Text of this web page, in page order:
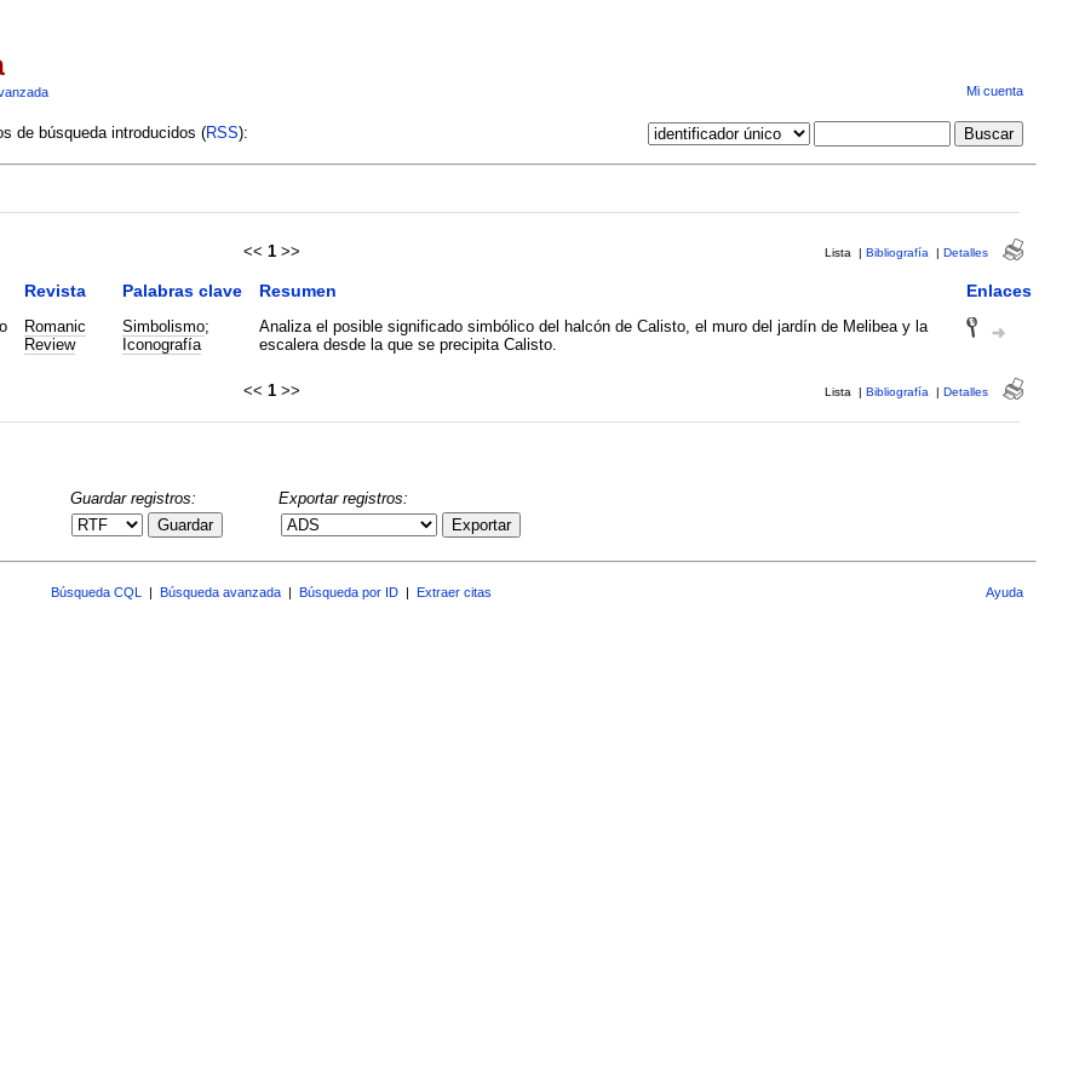
Mi cuenta
de búsqueda introducidos (RSS):
<< 1 >> Lista | Bibliografía | Detalles
Revista Palabras clave Resumen Enlaces
Romanic
Review
Simbolismo;
Iconografía
Analiza el posible significado simbólico del halcón de Calisto, el muro del jardín de Melibea y la
escalera desde la que se precipita Calisto.
<< 1 >> Lista | Bibliografía | Detalles
Guardar registros:
Guardar
Exportar registros:
Exportar
Búsqueda CQL Búsqueda avanzada Búsqueda por ID Extraer citas Ayuda